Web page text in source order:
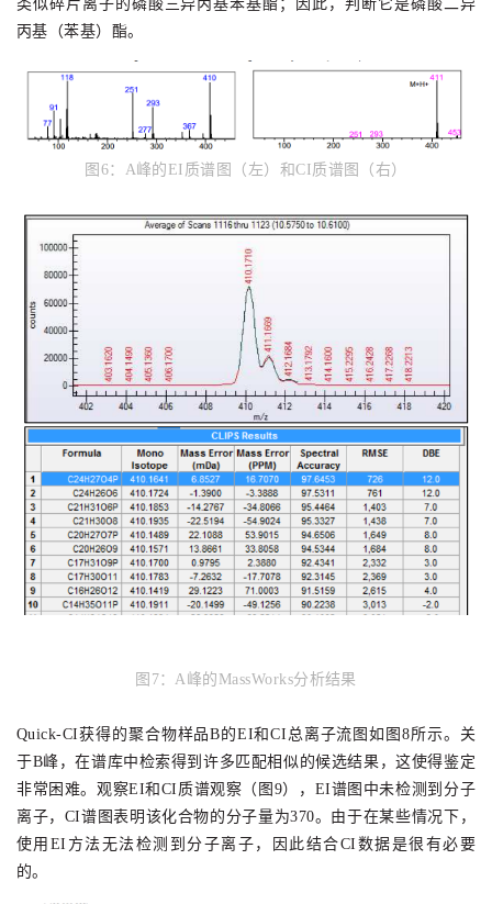
类似碎片离子的磷酸三异丙基苯基酯；
因此，判断它是磷酸二异
丙基（苯基）酯。
图6： A峰的 EI质谱图（左） 和CI质谱图（右）
图7： A峰的MassWorks分析结果
Quick-CI获得的聚合物样品B的EI和CI总离子流图如图8所示。关
于B峰，在谱库中检索得到许多匹配相似的候选结果，这使得鉴定
非常困难。观察EI和CI质谱观察（图9），EI谱图中未检测到分子
离子，CI谱图表明该化合物的分子量为370。由于在某些情况下，
使用EI方法无法检测到分子离子，因此结合CI数据是很有必要
的。